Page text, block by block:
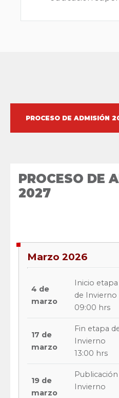
PROCESO DE ADMISIÓN
PROCESO DE
2027
Marzo 2026
4 de
marzo
Inicio
de Invierno
09:00 hrs
17 de
marzo
Fin etapa
Invierno
13:00 hrs
19 de
marzo
Publicación
Invierno